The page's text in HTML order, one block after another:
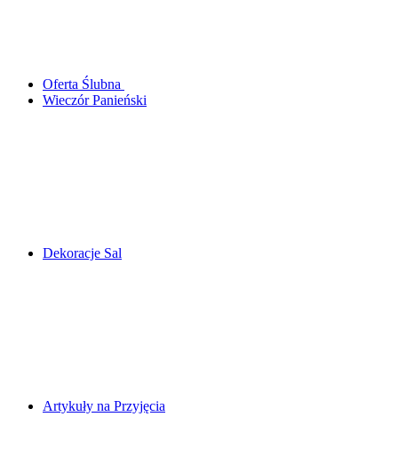
Oferta Ślubna
Wieczór Panieński
Dekoracje Sal
Artykuły na Przyjęcia